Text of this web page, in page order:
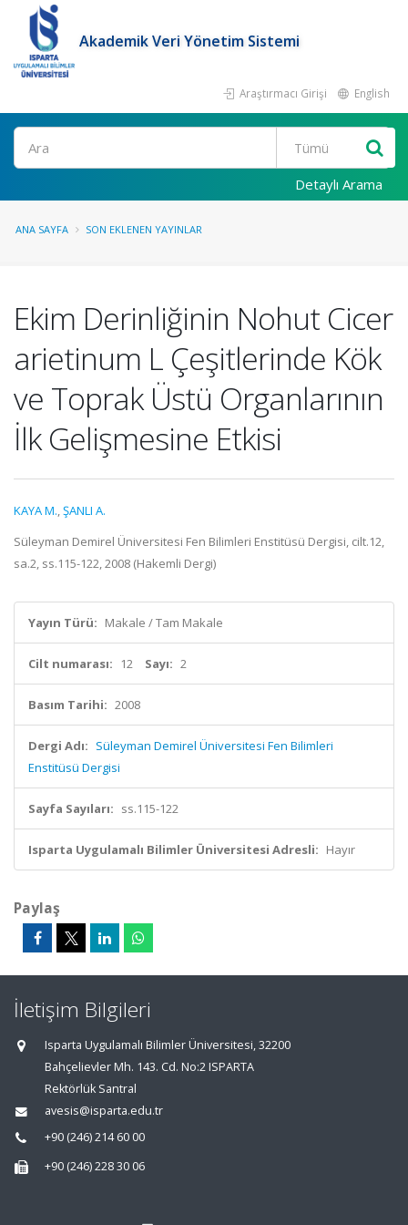
Akademik Veri Yönetim Sistemi
Araştırmacı Girişi English
Ara
Detaylı Arama
ANA SAYFA SON EKLENEN YAYINLAR
Ekim Derinliğinin Nohut Cicer
arietinum L Çeşitlerinde Kök
ve Toprak Üstü Organlarının
İlk Gelişmesine Etkisi
KAYA M.,ŞANLI A.
Süleyman Demirel Üniversitesi Fen Bilimleri Enstitüsü Dergisi, cilt.12,
sa.2, ss.115-122, 2008 (Hakemli Dergi)
Yayın Türü: Makale / Tam Makale
Cilt numarası: 12 Sayı: 2
Basım Tarihi: 2008
Dergi Adı: Süleyman Demirel Üniversitesi Fen Bilimleri
Enstitüsü Dergisi
Sayfa Sayıları: ss.115-122
Isparta Uygulamalı Bilimler Üniversitesi Adresli: Hayır
Paylaş
İletişim Bilgileri
Isparta Uygulamalı Bilimler Üniversitesi, 32200
Bahçelievler Mh. 143. Cd. No:2 ISPARTA
Rektörlük Santral
avesis@isparta.edu.tr
+90 (246) 214 60 00
+90 (246) 228 30 06